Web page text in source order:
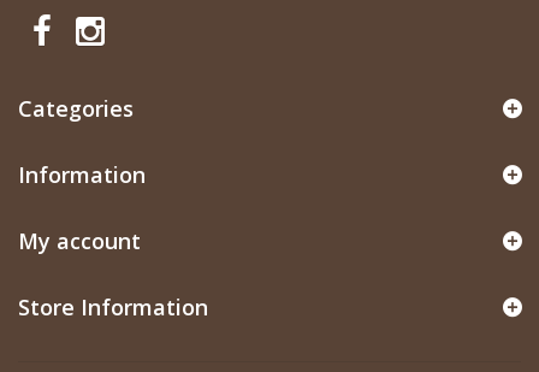
Categories
Information
My account
Store Information